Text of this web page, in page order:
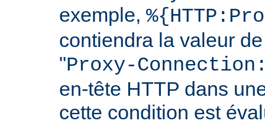
exemple,
contiendra la valeur
"Proxy-
en-tête HTTP dans
cette condition est